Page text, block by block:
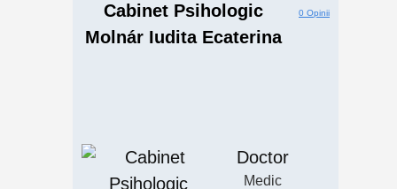
Cabinet Psihologic
Molnár Iudita Ecaterina
0 Opinii
Doctor
Medic